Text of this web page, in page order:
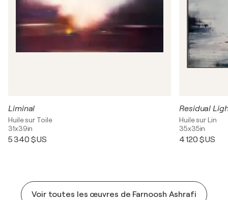
Liminal
Huile sur Toile
31x39in
5 340 $US
Residual
Huile sur Lin
35x35in
4 120 $US
Voir toutes les œuvres de Farnoosh Ashrafi